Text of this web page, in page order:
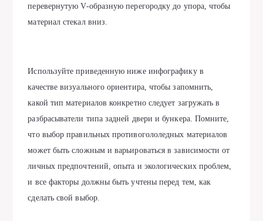
перевернутую V-образную перегородку до упора, чтобы
материал стекал вниз.
Используйте приведенную ниже инфографику в
качестве визуального ориентира, чтобы запомнить,
какой тип материалов конкретно следует загружать в
разбрасыватели типа задней двери и бункера. Помните,
что выбор правильных противогололедных материалов
может быть сложным и варьироваться в зависимости от
личных предпочтений, опыта и экологических проблем,
и все факторы должны быть учтены перед тем, как
сделать свой выбор.